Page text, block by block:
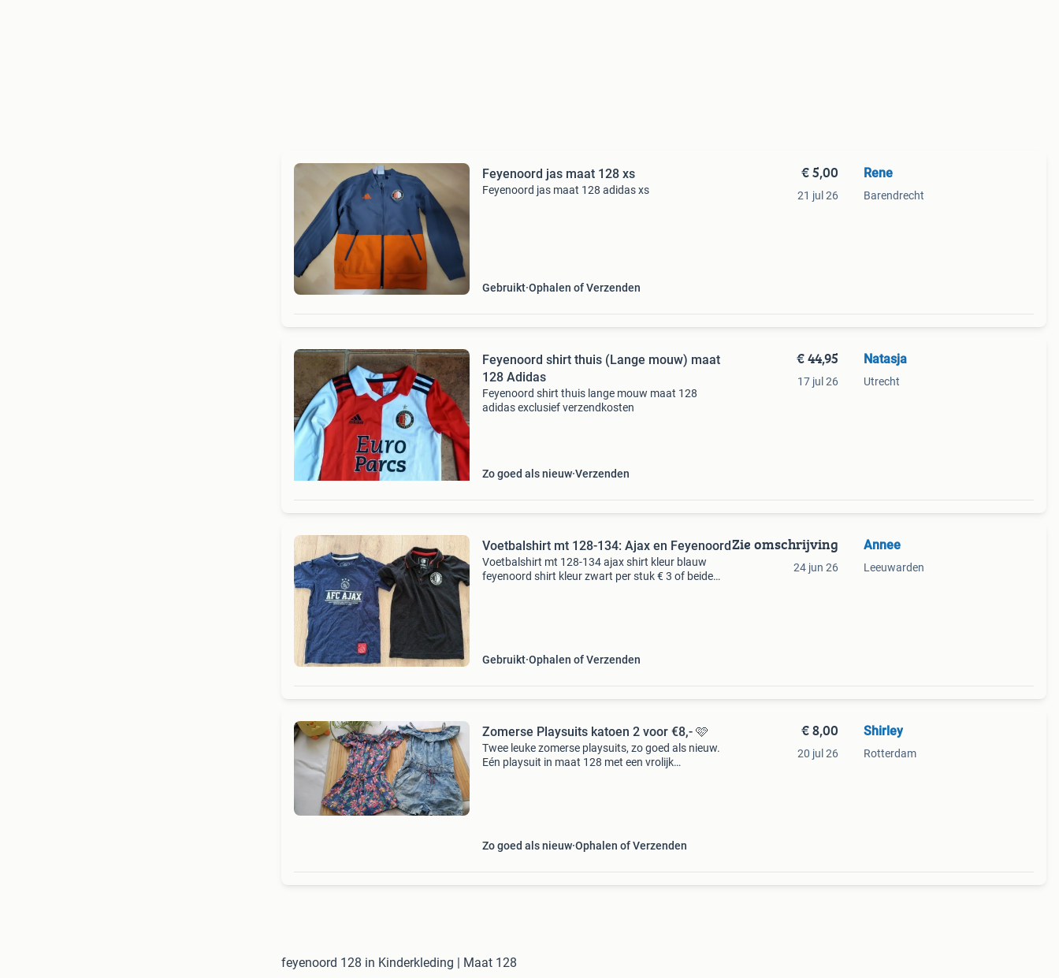
Feyenoord jas maat 128 xs
Feyenoord jas maat 128 adidas xs
Gebruikt Ophalen of Verzenden
€ 5,00
21 jul 26
Rene
Barendrecht
Feyenoord shirt thuis (Lange mouw) maat
128 Adidas
Feyenoord shirt thuis lange mouw maat 128
adidas exclusief verzendkosten
Zo goed als nieuw Verzenden
€ 44,95
17 jul 26
Natasja
Utrecht
Voetbalshirt mt 128-134: Ajax en Feyenoord
Voetbalshirt mt 128-134 ajax shirt kleur blauw
feyenoord shirt kleur zwart per stuk € 3 of beide
Gebruikt Ophalen of Verzenden
Zie omschrijving
24 jun 26
Annee
Leeuwarden
Zomerse Playsuits katoen 2 voor €8,- 🩷
Twee leuke zomerse playsuits, zo goed als nieuw.
Eén playsuit in maat 128 met een vrolijk
Zo goed als nieuw Ophalen of Verzenden
€ 8,00
20 jul 26
Shirley
Rotterdam
feyenoord 128 in Kinderkleding | Maat 128